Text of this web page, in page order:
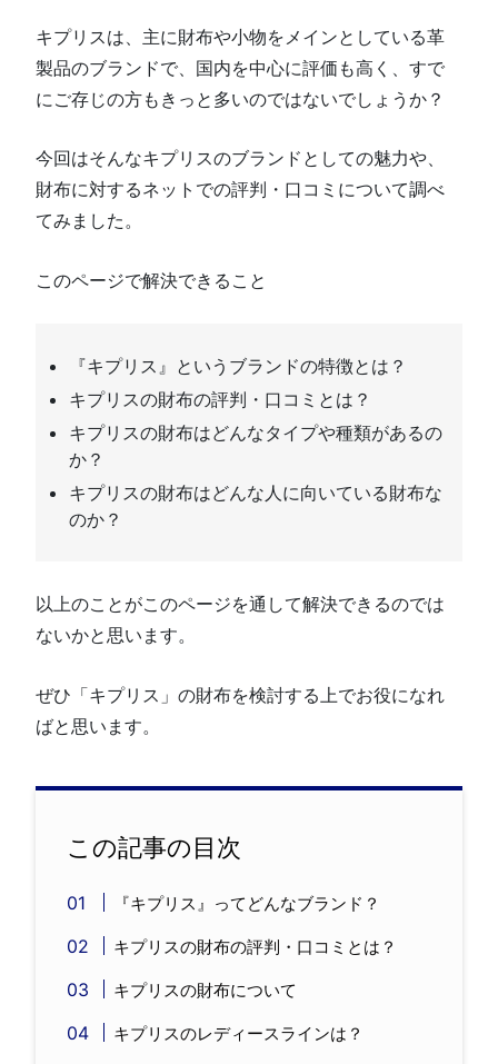
キプリスは、主に財布や小物をメインとしている革
製品のブランドで、国内を中心に評価も高く、すで
にご存じの方もきっと多いのではないでしょうか？
今回はそんなキプリスのブランドとしての魅力や、
財布に対するネットでの評判・口コミについて調べ
てみました。
このページで解決できること
『キプリス』というブランドの特徴とは？
キプリスの財布の評判・口コミとは？
キプリスの財布はどんなタイプや種類があるの
か？
キプリスの財布はどんな人に向いている財布な
のか？
以上のことがこのページを通して解決できるのでは
ないかと思います。
ぜひ「キプリス」の財布を検討する上でお役になれ
ばと思います。
この記事の目次
『キプリス』ってどんなブランド？
キプリスの財布の評判・口コミとは？
キプリスの財布について
キプリスのレディースラインは？